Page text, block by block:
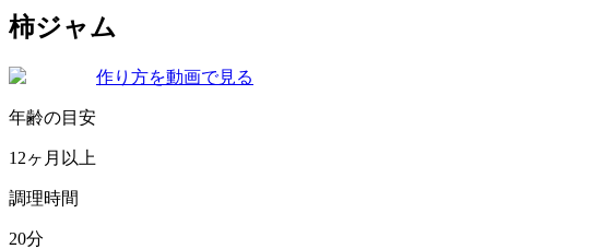
柿ジャム
作り方を動画で見る
年齢の目安
12ヶ月以上
調理時間
20分